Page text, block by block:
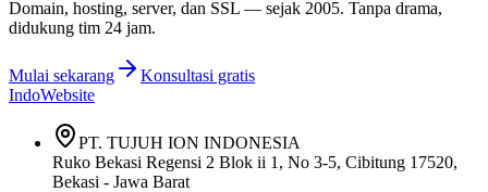
Domain, hosting, server, dan SSL — sejak 2005. Tanpa drama,
didukung tim 24 jam.
Mulai sekarang
Konsultasi gratis
IndoWebsite
PT. TUJUH ION INDONESIA
Ruko Bekasi Regensi 2 Blok ii 1, No 3-5, Cibitung 17520,
Bekasi - Jawa Barat